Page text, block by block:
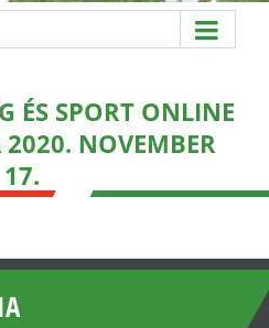
ÉS SPORT ONLINE
2020. NOVEMBER
17.